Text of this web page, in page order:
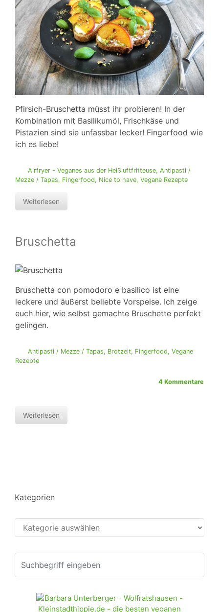
Pfirsich-Bruschetta müsst ihr probieren! In der
Kombination mit Basilikumöl, Frischkäse und
Pistazien sind sie unfassbar lecker! Fingerfood wie
ich es liebe!
Airfryer - Veganes aus der Heißluftfritteuse, Antipasti /
Mezze / Tapas, Fingerfood, Nice to have, Vegane Rezepte
Weiterlesen
Bruschetta
Bruschetta con pomodoro e basilico ist eine
leckere und äußerst beliebte Vorspeise. Ich zeige
euch hier, wie selbst gemachte Bruschette perfekt
gelingen.
Antipasti / Mezze / Tapas, Brotzeit, Fingerfood, Vegane
Rezepte
4 Kommentare
Weiterlesen
Kategorien
Kategorien